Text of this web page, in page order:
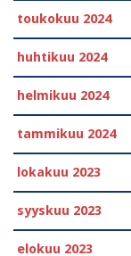
toukokuu 2024
huhtikuu 2024
helmikuu 2024
tammikuu 2024
lokakuu 2023
syyskuu 2023
elokuu 2023